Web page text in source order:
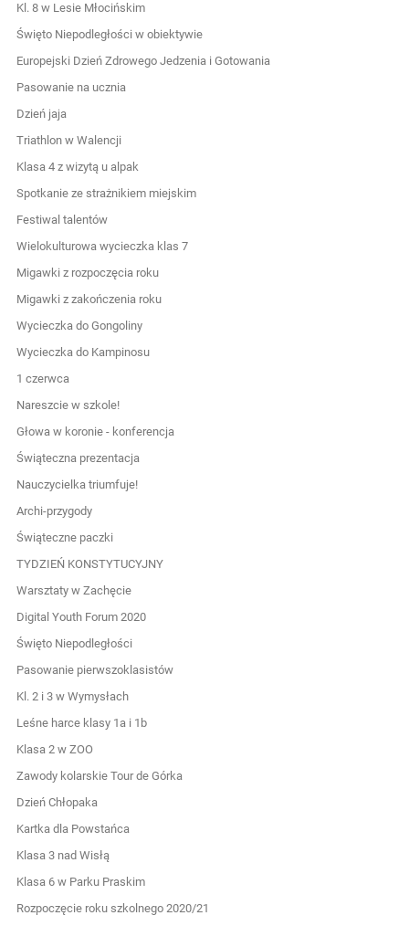
Kl. 8 w Lesie Młocińskim
Święto Niepodległości w obiektywie
Europejski Dzień Zdrowego Jedzenia i Gotowania
Pasowanie na ucznia
Dzień jaja
Triathlon w Walencji
Klasa 4 z wizytą u alpak
Spotkanie ze strażnikiem miejskim
Festiwal talentów
Wielokulturowa wycieczka klas 7
Migawki z rozpoczęcia roku
Migawki z zakończenia roku
Wycieczka do Gongoliny
Wycieczka do Kampinosu
1 czerwca
Nareszcie w szkole!
Głowa w koronie - konferencja
Świąteczna prezentacja
Nauczycielka triumfuje!
Archi-przygody
Świąteczne paczki
TYDZIEŃ KONSTYTUCYJNY
Warsztaty w Zachęcie
Digital Youth Forum 2020
Święto Niepodległości
Pasowanie pierwszoklasistów
Kl. 2 i 3 w Wymysłach
Leśne harce klasy 1a i 1b
Klasa 2 w ZOO
Zawody kolarskie Tour de Górka
Dzień Chłopaka
Kartka dla Powstańca
Klasa 3 nad Wisłą
Klasa 6 w Parku Praskim
Rozpoczęcie roku szkolnego 2020/21